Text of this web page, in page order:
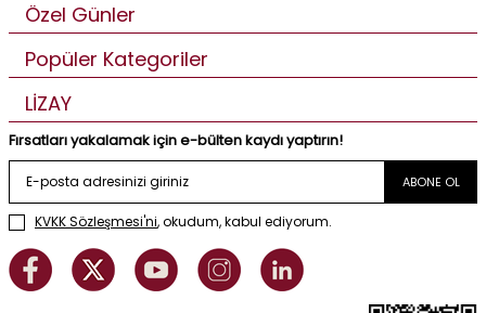
Özel Günler
Popüler Kategoriler
LİZAY
Fırsatları yakalamak için e-bülten kaydı yaptırın!
ABONE OL
KVKK Sözleşmesi'ni, okudum, kabul ediyorum.